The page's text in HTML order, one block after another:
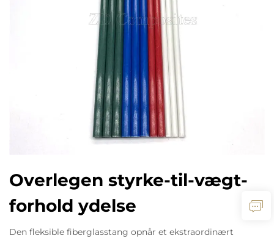
Overlegen styrke-til-vægt-
forhold ydelse
Den fleksible fiberglasstang opnår et ekstraordinært